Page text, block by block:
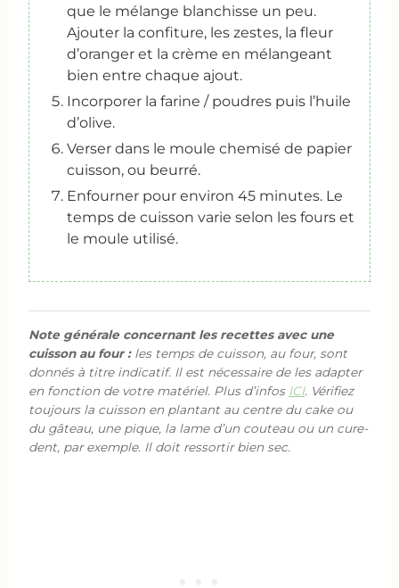
que le mélange blanchisse un peu.
Ajouter la confiture, les zestes, la fleur
d’oranger et la crème en mélangeant
bien entre chaque ajout.
Incorporer la farine / poudres puis l’huile
d’olive.
Verser dans le moule chemisé de papier
cuisson, ou beurré.
Enfourner pour environ 45 minutes. Le
temps de cuisson varie selon les fours et
le moule utilisé.
Note générale concernant les recettes avec une
cuisson au four :les temps de cuisson, au four, sont
donnés à titre indicatif. Il est nécessaire de les adapter
en fonction de votre matériel. Plus d’infos ICI. Vérifiez
toujours la cuisson en plantant au centre du cake ou
du gâteau, une pique, la lame d’un couteau ou un cure-
dent, par exemple. Il doit ressortir bien sec.